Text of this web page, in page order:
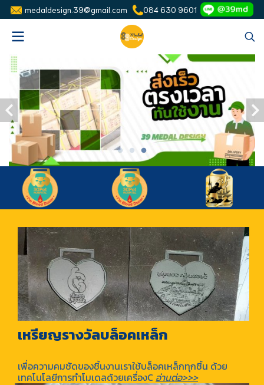
medaldesign.39@gmail.com 084 630 9601
เหรียญรางวัลบล็อคเหล็ก
เพื่อความคมชัดของชิ้นงานเราใช้บล็อคเหล็กทุกชิ้น ด้วย
เทคโนโลยีการทำโมเดลด้วยเครื่องC อ่านต่อ>>>